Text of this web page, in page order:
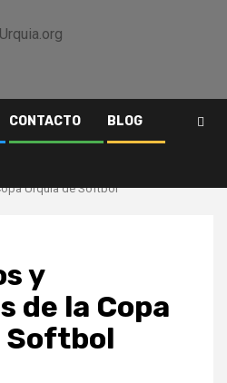
CONTACTO BLOG
Urquía de Softbol
y
de la Copa
Softbol